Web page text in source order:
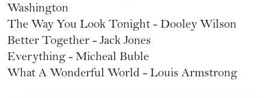
Washington
The Way You Look Tonight - Dooley Wilson
Better Together - Jack Jones
Everything - Micheal Buble
What A Wonderful World - Louis Armstrong